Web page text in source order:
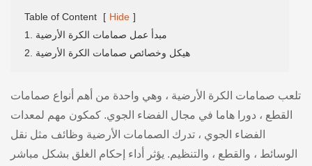
Table of Content [ Hide ]
1. مبدأ عمل صمامات الكرة الأرضية
2. هيكل وخصائص صمامات الكرة الأرضية
تلعب صمامات الكرة الأرضية ، وهي واحدة من أهم أنواع صمامات
القطع ، دورا هاما في مجال الفضاء الجوي. كمكون مهم لمعدات
الفضاء الجوي ، تدرك الصمامات الأرضية وظائف مثل نقل
الوسائط ، والقطع ، والتنظيم. يؤثر أداء إحكام الغلق بشكل مباشر